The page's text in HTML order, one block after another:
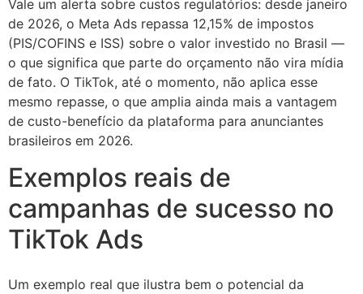
Vale um alerta sobre custos regulatórios: desde janeiro
de 2026, o Meta Ads repassa 12,15% de impostos
(PIS/COFINS e ISS) sobre o valor investido no Brasil —
o que significa que parte do orçamento não vira mídia
de fato. O TikTok, até o momento, não aplica esse
mesmo repasse, o que amplia ainda mais a vantagem
de custo-benefício da plataforma para anunciantes
brasileiros em 2026.
Exemplos reais de
campanhas de sucesso no
TikTok Ads
Um exemplo real que ilustra bem o potencial da